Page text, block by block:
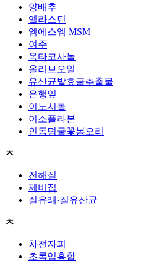
양배추
엘라스틴
엠에스엠 MSM
여주
옥타코사놀
올리브오일
유산균발효굴추출물
은행잎
이노시톨
이소플라본
인동덩굴꽃봉오리
ㅈ
전해질
제비집
질유래·질유산균
ㅊ
차전자피
초록입홍합